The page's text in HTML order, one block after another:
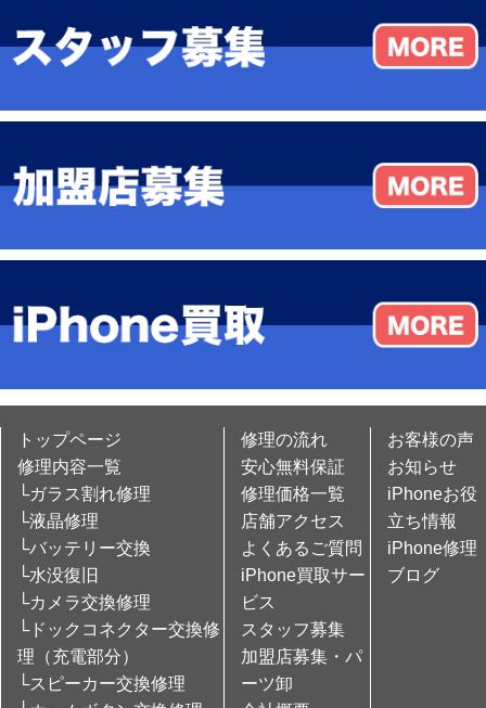
トップページ
修理内容一覧
└ガラス割れ修理
└液晶修理
└バッテリー交換
└水没復旧
└カメラ交換修理
└ドックコネクター交換修
理（充電部分）
└スピーカー交換修理
修理の流れ
安心無料保証
修理価格一覧
店舗アクセス
よくあるご質問
iPhone買取サー
ビス
スタッフ募集
加盟店募集・パ
ーツ卸
お客様の声
お知らせ
iPhoneお役
立ち情報
iPhone修理
ブログ